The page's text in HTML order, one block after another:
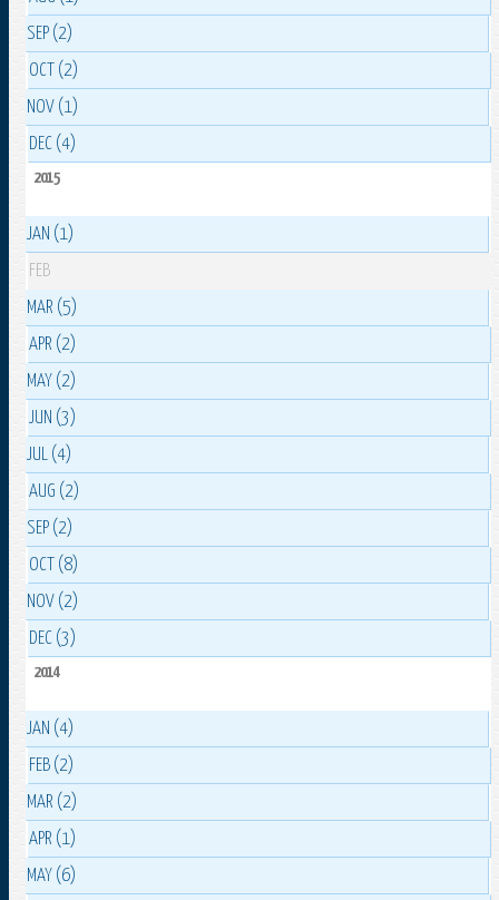
SEP (2)
OCT (2)
NOV (1)
DEC (4)
2015
JAN (1)
FEB
MAR (5)
APR (2)
MAY (2)
JUN (3)
JUL (4)
AUG (2)
SEP (2)
OCT (8)
NOV (2)
DEC (3)
2014
JAN (4)
FEB (2)
MAR (2)
APR (1)
MAY (6)